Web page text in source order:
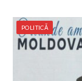
POLITICĂ